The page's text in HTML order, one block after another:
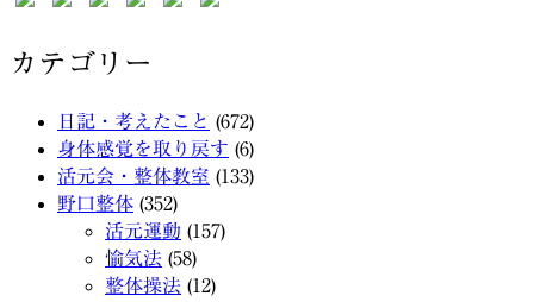
カテゴリー
日記・考えたこと (672)
身体感覚を取り戻す (6)
活元会・整体教室 (133)
野口整体 (352)
活元運動 (157)
愉気法 (58)
整体操法 (12)